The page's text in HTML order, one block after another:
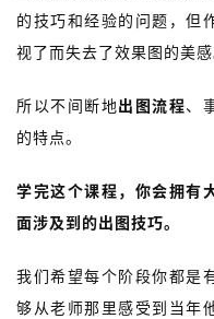
的技巧和经验的问题，但
视了而失去了效果图的美感
所以不间断地出图流程、
的特点。
学完这个课程，你会拥有
面涉及到的出图技巧。
我们希望每个阶段你都是
够从老师那里感受到当年